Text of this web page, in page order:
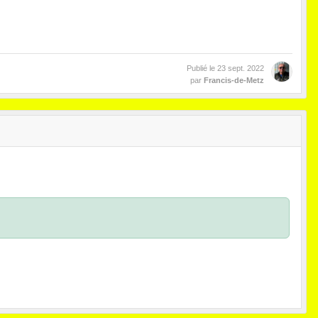
Publié le 23 sept. 2022
par Francis-de-Metz